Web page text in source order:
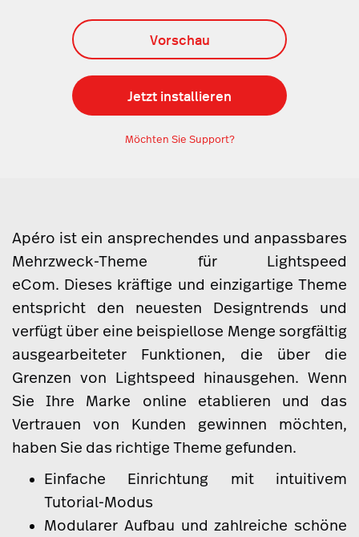
Vorschau
Jetzt installieren
Möchten Sie Support?
Apéro ist ein ansprechendes und anpassbares
Mehrzweck-Theme für Lightspeed
eCom. Dieses kräftige und einzigartige Theme
entspricht den neuesten Designtrends und
verfügt über eine beispiellose Menge sorgfältig
ausgearbeiteter Funktionen, die über die
Grenzen von Lightspeed hinausgehen. Wenn
Sie Ihre Marke online etablieren und das
Vertrauen von Kunden gewinnen möchten,
haben Sie das richtige Theme gefunden.
Einfache Einrichtung mit intuitivem
Tutorial-Modus
Modularer Aufbau und zahlreiche schöne